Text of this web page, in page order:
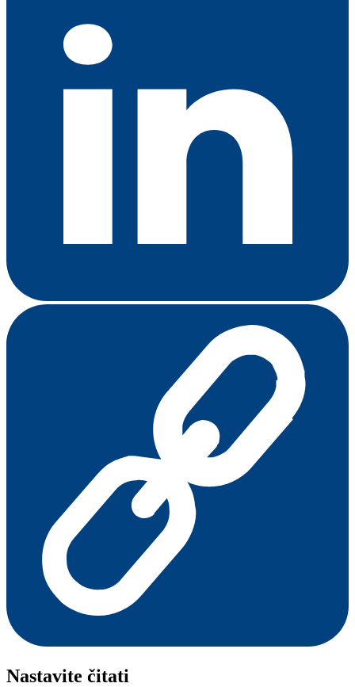
Nastavite čitati